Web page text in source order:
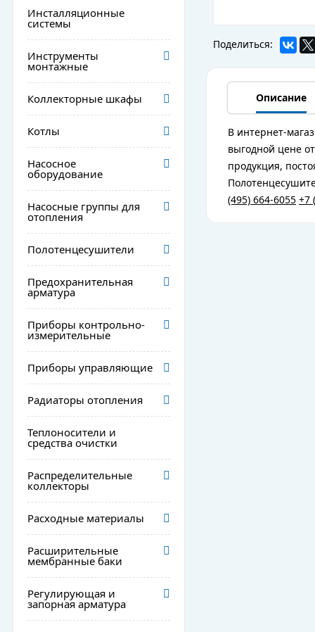
Инсталляционные
системы
Инструменты
монтажные
Коллекторные шкафы
Котлы
Насосное
оборудование
Насосные группы для
отопления
Полотенцесушители
Предохранительная
арматура
Приборы контрольно-
измерительные
Приборы управляющие
Радиаторы отопления
Теплоносители и
средства очистки
Распределительные
коллекторы
Расходные материалы
Расширительные
мембранные баки
Регулирующая и
запорная арматура
Поделиться:
Описание
В интернет-
выгодной цене
продукция,
(495) 664-6055 +7